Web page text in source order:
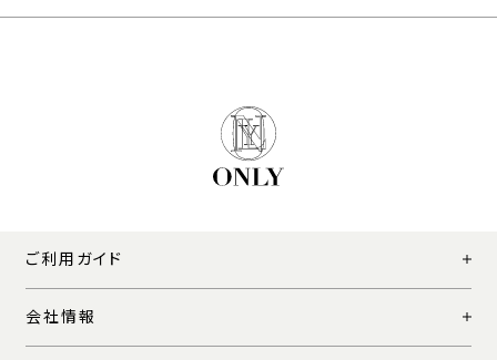
ご利用ガイド
会社情報